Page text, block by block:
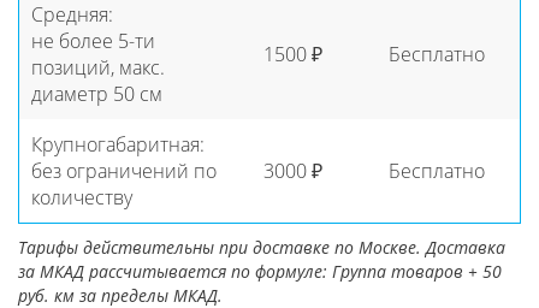
Средняя:
не более 5-ти
позиций, макс.
диаметр 50 см
1500 ₽ Бесплатно
Крупногабаритная:
без ограничений по
количеству
3000 ₽ Бесплатно
Тарифы действительны при доставке по Москве. Доставка
за МКАД рассчитывается по формуле: Группа товаров + 50
руб. км за пределы МКАД.